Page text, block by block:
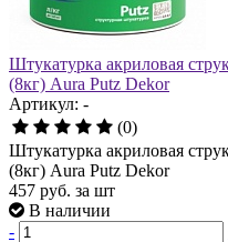
Штукатурка акриловая
(8кг) Aura Putz Dekor
Артикул: -
(0)
Штукатурка акриловая
(8кг) Aura Putz Dekor
457 руб. за шт
В наличии
-